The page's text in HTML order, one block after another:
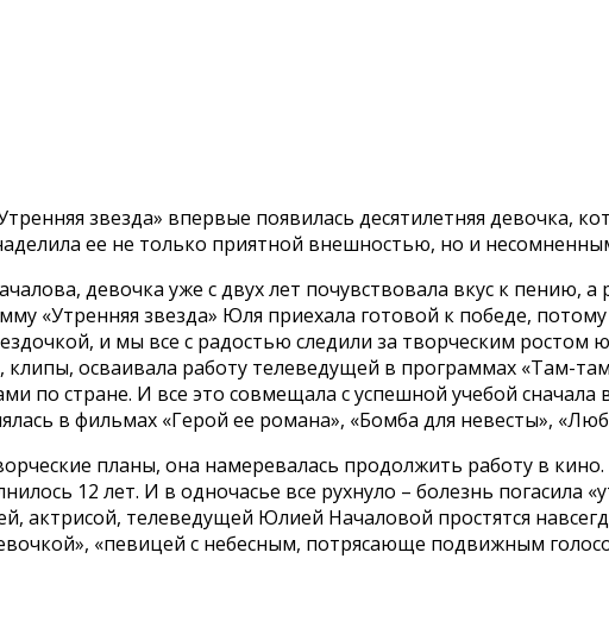
звезда» впервые появилась десятилетняя девочка,
ее не только приятной внешностью, но и
девочка уже с двух лет почувствовала вкус к пению,
«Утренняя звезда» Юля приехала готовой к победе,
и мы все с радостью следили за творческим
осваивала работу телеведущей в программах «Там-
по стране. И все это совмещала с успешной учебой
в фильмах «Герой ее романа», «Бомба для невесты»,
планы, она намеревалась продолжить работу в
12 лет. И в одночасье все рухнуло – болезнь погасила
актрисой, телеведущей Юлией Началовой простятся
«певицей с небесным, потрясающе подвижным